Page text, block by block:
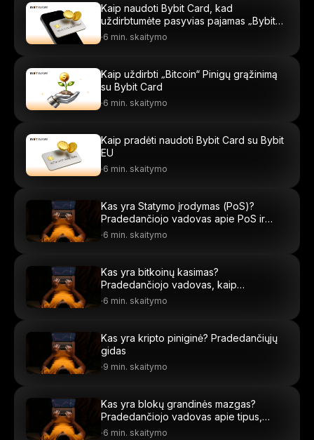
Kaip naudoti Bybit Card, kad
uždirbtumėte pasyvias pajamas „Bybit
EU“
·6 min. skaitymo
Kaip uždirbti „Bitcoin“ Pinigų grąžinimą
su Bybit Card
·6 min. skaitymo
Kaip pradėti naudoti Bybit Card su Bybit
EU
·6 min. skaitymo
Kas yra Statymo įrodymas (PoS)?
Pradedančiojo vadovas apie PoS ir
validuotojus
·6 min. skaitymo
Kas yra bitkoinų kasimas?
Pradedančiojo vadovas, kaip
sukuriamas BTC
·6 min. skaitymo
Kas yra kripto piniginė? Pradedančiųjų
gidas
·9 min. skaitymo
Kas yra blokų grandinės mazgas?
Pradedančiojo vadovas apie tipus,
vaidmenis ir nustatymą
·6 min. skaitymo